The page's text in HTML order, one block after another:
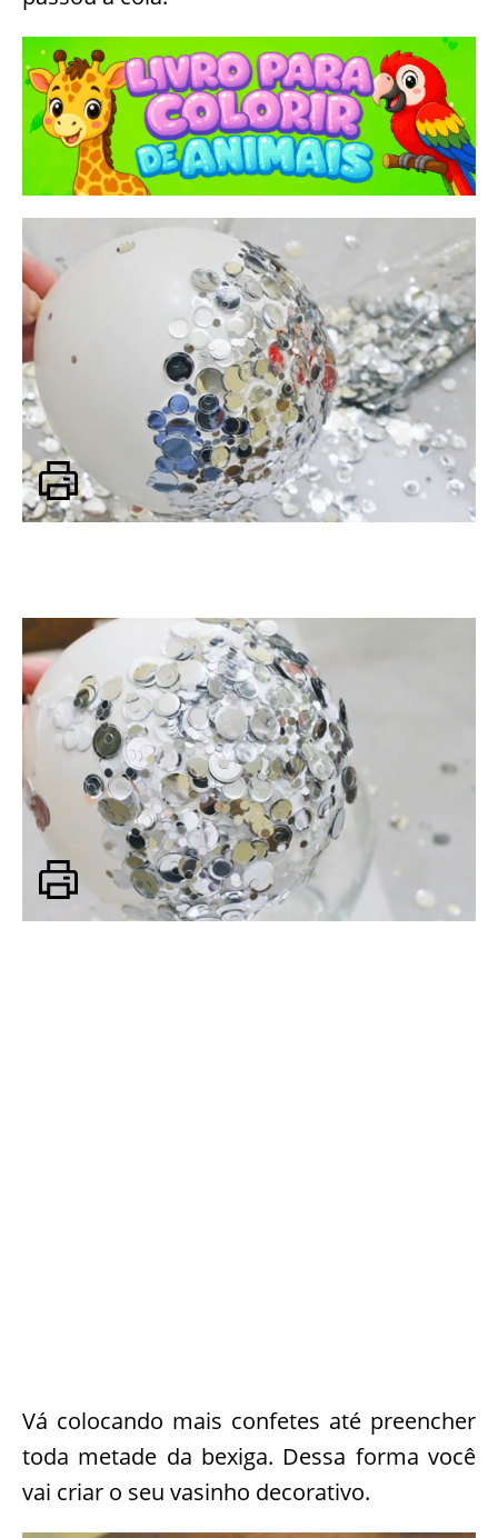
Vá colocando mais confetes até preencher
toda metade da bexiga. Dessa forma você
vai criar o seu vasinho decorativo.